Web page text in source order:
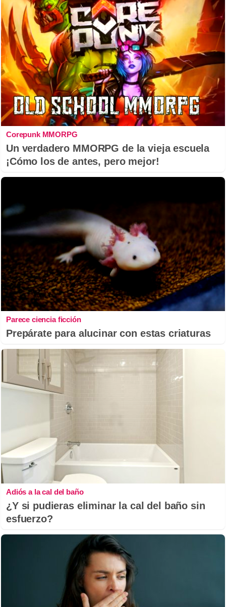
Corepunk MMORPG
Un verdadero MMORPG de la vieja escuela
¡Cómo los de antes, pero mejor!
Parece ciencia ficción
Prepárate para alucinar con estas criaturas
Adiós a la cal del baño
¿Y si pudieras eliminar la cal del baño sin
esfuerzo?